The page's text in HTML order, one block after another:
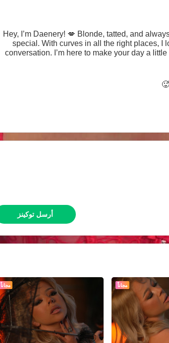
Hey, I’m Daenery! 💋 Blonde, tatted, and
special. With curves in all the right places, I
conversation. I’m here to make your day a
أرسل توكينز
مجاناً مجاناً